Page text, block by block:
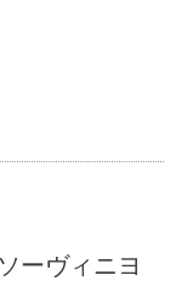
ーヴィニヨ